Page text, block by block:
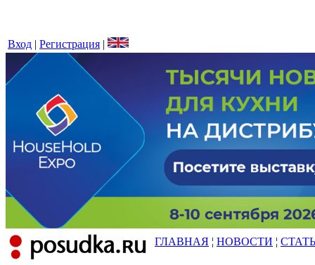
Вход | Регистрация |
ГЛАВНАЯ ¦ НОВОСТИ ¦